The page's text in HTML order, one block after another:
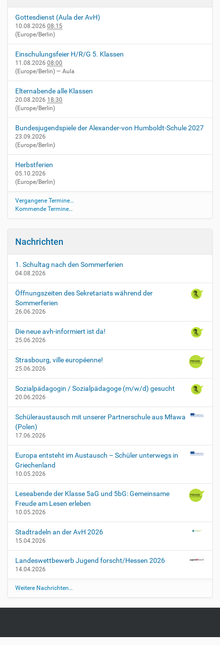
Gottesdienst (Aula der AvH)
10.08.2026 08:15
(Europe/Berlin)
Einschulungsfeier H/R/G 5. Klassen
11.08.2026 08:00
(Europe/Berlin) — Aula
Elternabende alle Klassen
20.08.2026 18:30
(Europe/Berlin)
Bundesjugendspiele der Alexander-von Humboldt-Schule 2027
23.09.2026
(Europe/Berlin)
Herbstferien
05.10.2026
(Europe/Berlin)
Vergangene Termine…
Kommende Termine…
Nachrichten
1. Schultag nach den Sommerferien
04.08.2026
Öffnungszeiten des Sekretariats während der
Sommerferien
26.06.2026
Die neue avh-informiert ist da!
25.06.2026
Strasbourg, ville européenne!
25.06.2026
Sozialpädagogin / Sozialpädagoge (m/w/d) gesucht
20.06.2026
Schüleraustausch mit unserer Partnerschule aus Mława
(Polen)
17.06.2026
Europa entsteht im Austausch – Schüler unterwegs in
Griechenland
10.05.2026
Leseabende der Klasse 5aG und 5bG: Gemeinsame
Freude am Lesen erleben
10.05.2026
Stadtradeln an der AvH 2026
15.04.2026
Landeswettbewerb Jugend forscht/Hessen 2026
14.04.2026
Weitere Nachrichten…